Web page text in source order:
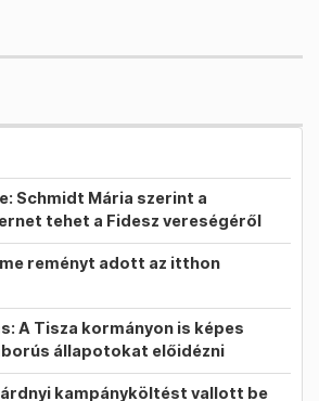
Schmidt Mária szerint a
tehet a Fidesz vereségéről
reményt adott az itthon
A Tisza kormányon is képes
állapotokat előidézni
kampányköltést vallott be